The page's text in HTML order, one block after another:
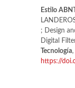
Estilo
; Design
Digital
Tecnología
https://